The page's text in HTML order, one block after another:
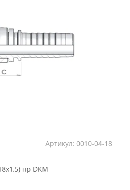
Артикул: 0010-04-18
пр DKM